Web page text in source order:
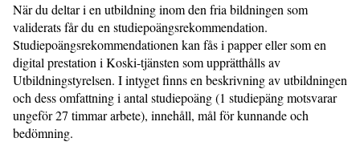
När du deltar i en utbildning inom den fria bildningen som
validerats får du en studiepoängsrekommendation.
Studiepoängsrekommendationen kan fås i papper eller som en
digital prestation i Koski-tjänsten som upprätthålls av
Utbildningstyrelsen. I intyget finns en beskrivning av utbildningen
och dess omfattning i antal studiepoäng (1 studiepäng motsvarar
ungeför 27 timmar arbete), innehåll, mål för kunnande och
bedömning.